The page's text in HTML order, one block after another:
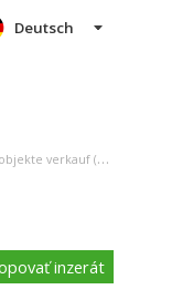
Deutsch
Liptovský Mikuláš
inzerát